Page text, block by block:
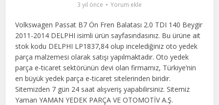
3 yıl önce Yorum ekle
Volkswagen Passat B7 Ön Fren Balatası 2.0 TDI 140 Beygir
2011-2014 DELPHI isimli ürün sayfasındasınız. Bu ürüne ait
stok kodu DELPHI LP1837,84 olup incelediğiniz oto yedek
parça malzemesi olarak satışı yapılmaktadır. Oto yedek
parça e-ticaret sektörünün devi olan firmamız, Türkiye’nin
en büyük yedek parça e-ticaret sitelerinden biridir.
Sitemizden 7 gün 24 saat alışveriş yapabilirsiniz. Sitemiz
Yaman YAMAN YEDEK PARÇA VE OTOMOTİV A.Ş.